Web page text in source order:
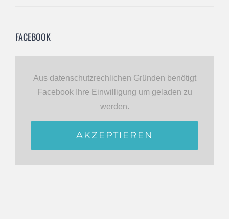
FACEBOOK
Aus datenschutzrechlichen Gründen benötigt
Facebook Ihre Einwilligung um geladen zu
werden.
AKZEPTIEREN